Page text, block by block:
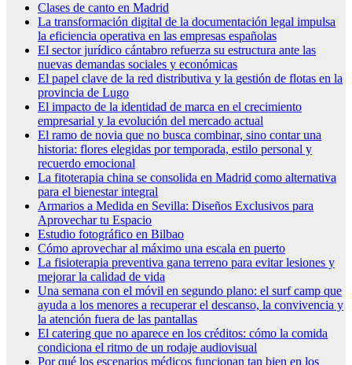
Clases de canto en Madrid
La transformación digital de la documentación legal impulsa
la eficiencia operativa en las empresas españolas
El sector jurídico cántabro refuerza su estructura ante las
nuevas demandas sociales y económicas
El papel clave de la red distributiva y la gestión de flotas en la
provincia de Lugo
El impacto de la identidad de marca en el crecimiento
empresarial y la evolución del mercado actual
El ramo de novia que no busca combinar, sino contar una
historia: flores elegidas por temporada, estilo personal y
recuerdo emocional
La fitoterapia china se consolida en Madrid como alternativa
para el bienestar integral
Armarios a Medida en Sevilla: Diseños Exclusivos para
Aprovechar tu Espacio
Estudio fotográfico en Bilbao
Cómo aprovechar al máximo una escala en puerto
La fisioterapia preventiva gana terreno para evitar lesiones y
mejorar la calidad de vida
Una semana con el móvil en segundo plano: el surf camp que
ayuda a los menores a recuperar el descanso, la convivencia y
la atención fuera de las pantallas
El catering que no aparece en los créditos: cómo la comida
condiciona el ritmo de un rodaje audiovisual
Por qué los escenarios médicos funcionan tan bien en los